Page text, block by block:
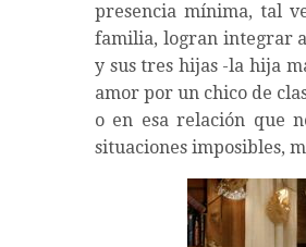
presencia mínima, tal
familia, logran integrar
y sus tres hijas -la hija
amor por un chico de
o en esa relación que
situaciones imposibles,